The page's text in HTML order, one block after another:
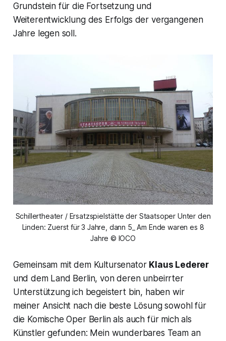
Grundstein für die Fortsetzung und
Weiterentwicklung des Erfolgs der vergangenen
Jahre legen soll.
Schillertheater / Ersatzspielstätte der Staatsoper Unter den
Linden: Zuerst für 3 Jahre, dann 5_ Am Ende waren es 8
Jahre © IOCO
Gemeinsam mit dem Kultursenator Klaus Lederer
und dem Land Berlin, von deren unbeirrter
Unterstützung ich begeistert bin, haben wir
meiner Ansicht nach die beste Lösung sowohl für
die Komische Oper Berlin als auch für mich als
Künstler gefunden: Mein wunderbares Team an